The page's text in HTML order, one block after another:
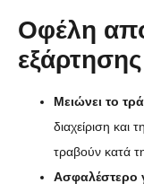
Οφέλη
Μειώνει το
διαχείριση
τραβούν κατά
Ασφαλέστερο